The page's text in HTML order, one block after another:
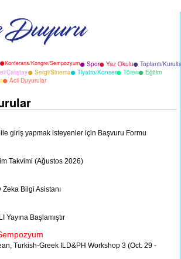
Konferans/Kongre/Sempozyum Spor Yaz Okulu
Toplantı/
Çalıştay Sergi/Sinema Tiyatro/Konser Tören
Eğitim
Acil Duyurular
ile giriş yapmak isteyenler için Başvuru Formu
Takvimi (Ağustos 2026)
Bilgi Asistanı
Yayına Başlamıştır
Turkish-Greek ILD&PH Workshop 3 (Oct. 29 -